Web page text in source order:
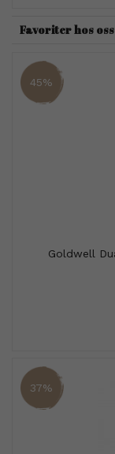
Favoriter hos oss
45%
Goldwell
37%